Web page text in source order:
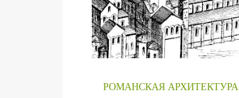
РОМАНСКАЯ АРХИТЕКТУРА